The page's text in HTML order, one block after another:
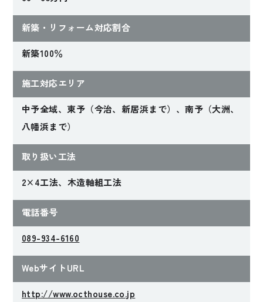
新築・リフォーム対応割合
新築100％
施工対応エリア
中予全域、東予（今治、新居浜まで）、南予（大洲、
八幡浜まで）
取り扱い工法
2×4工法、木造軸組工法
電話番号
089-934-6160
WebサイトURL
http://www.octhouse.co.jp